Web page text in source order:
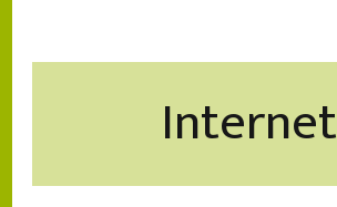
Internet